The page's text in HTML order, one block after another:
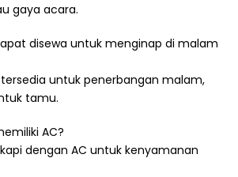
gaya acara.
disewa untuk menginap di malam
untuk penerbangan malam,
tamu.
AC?
dengan AC untuk kenyamanan